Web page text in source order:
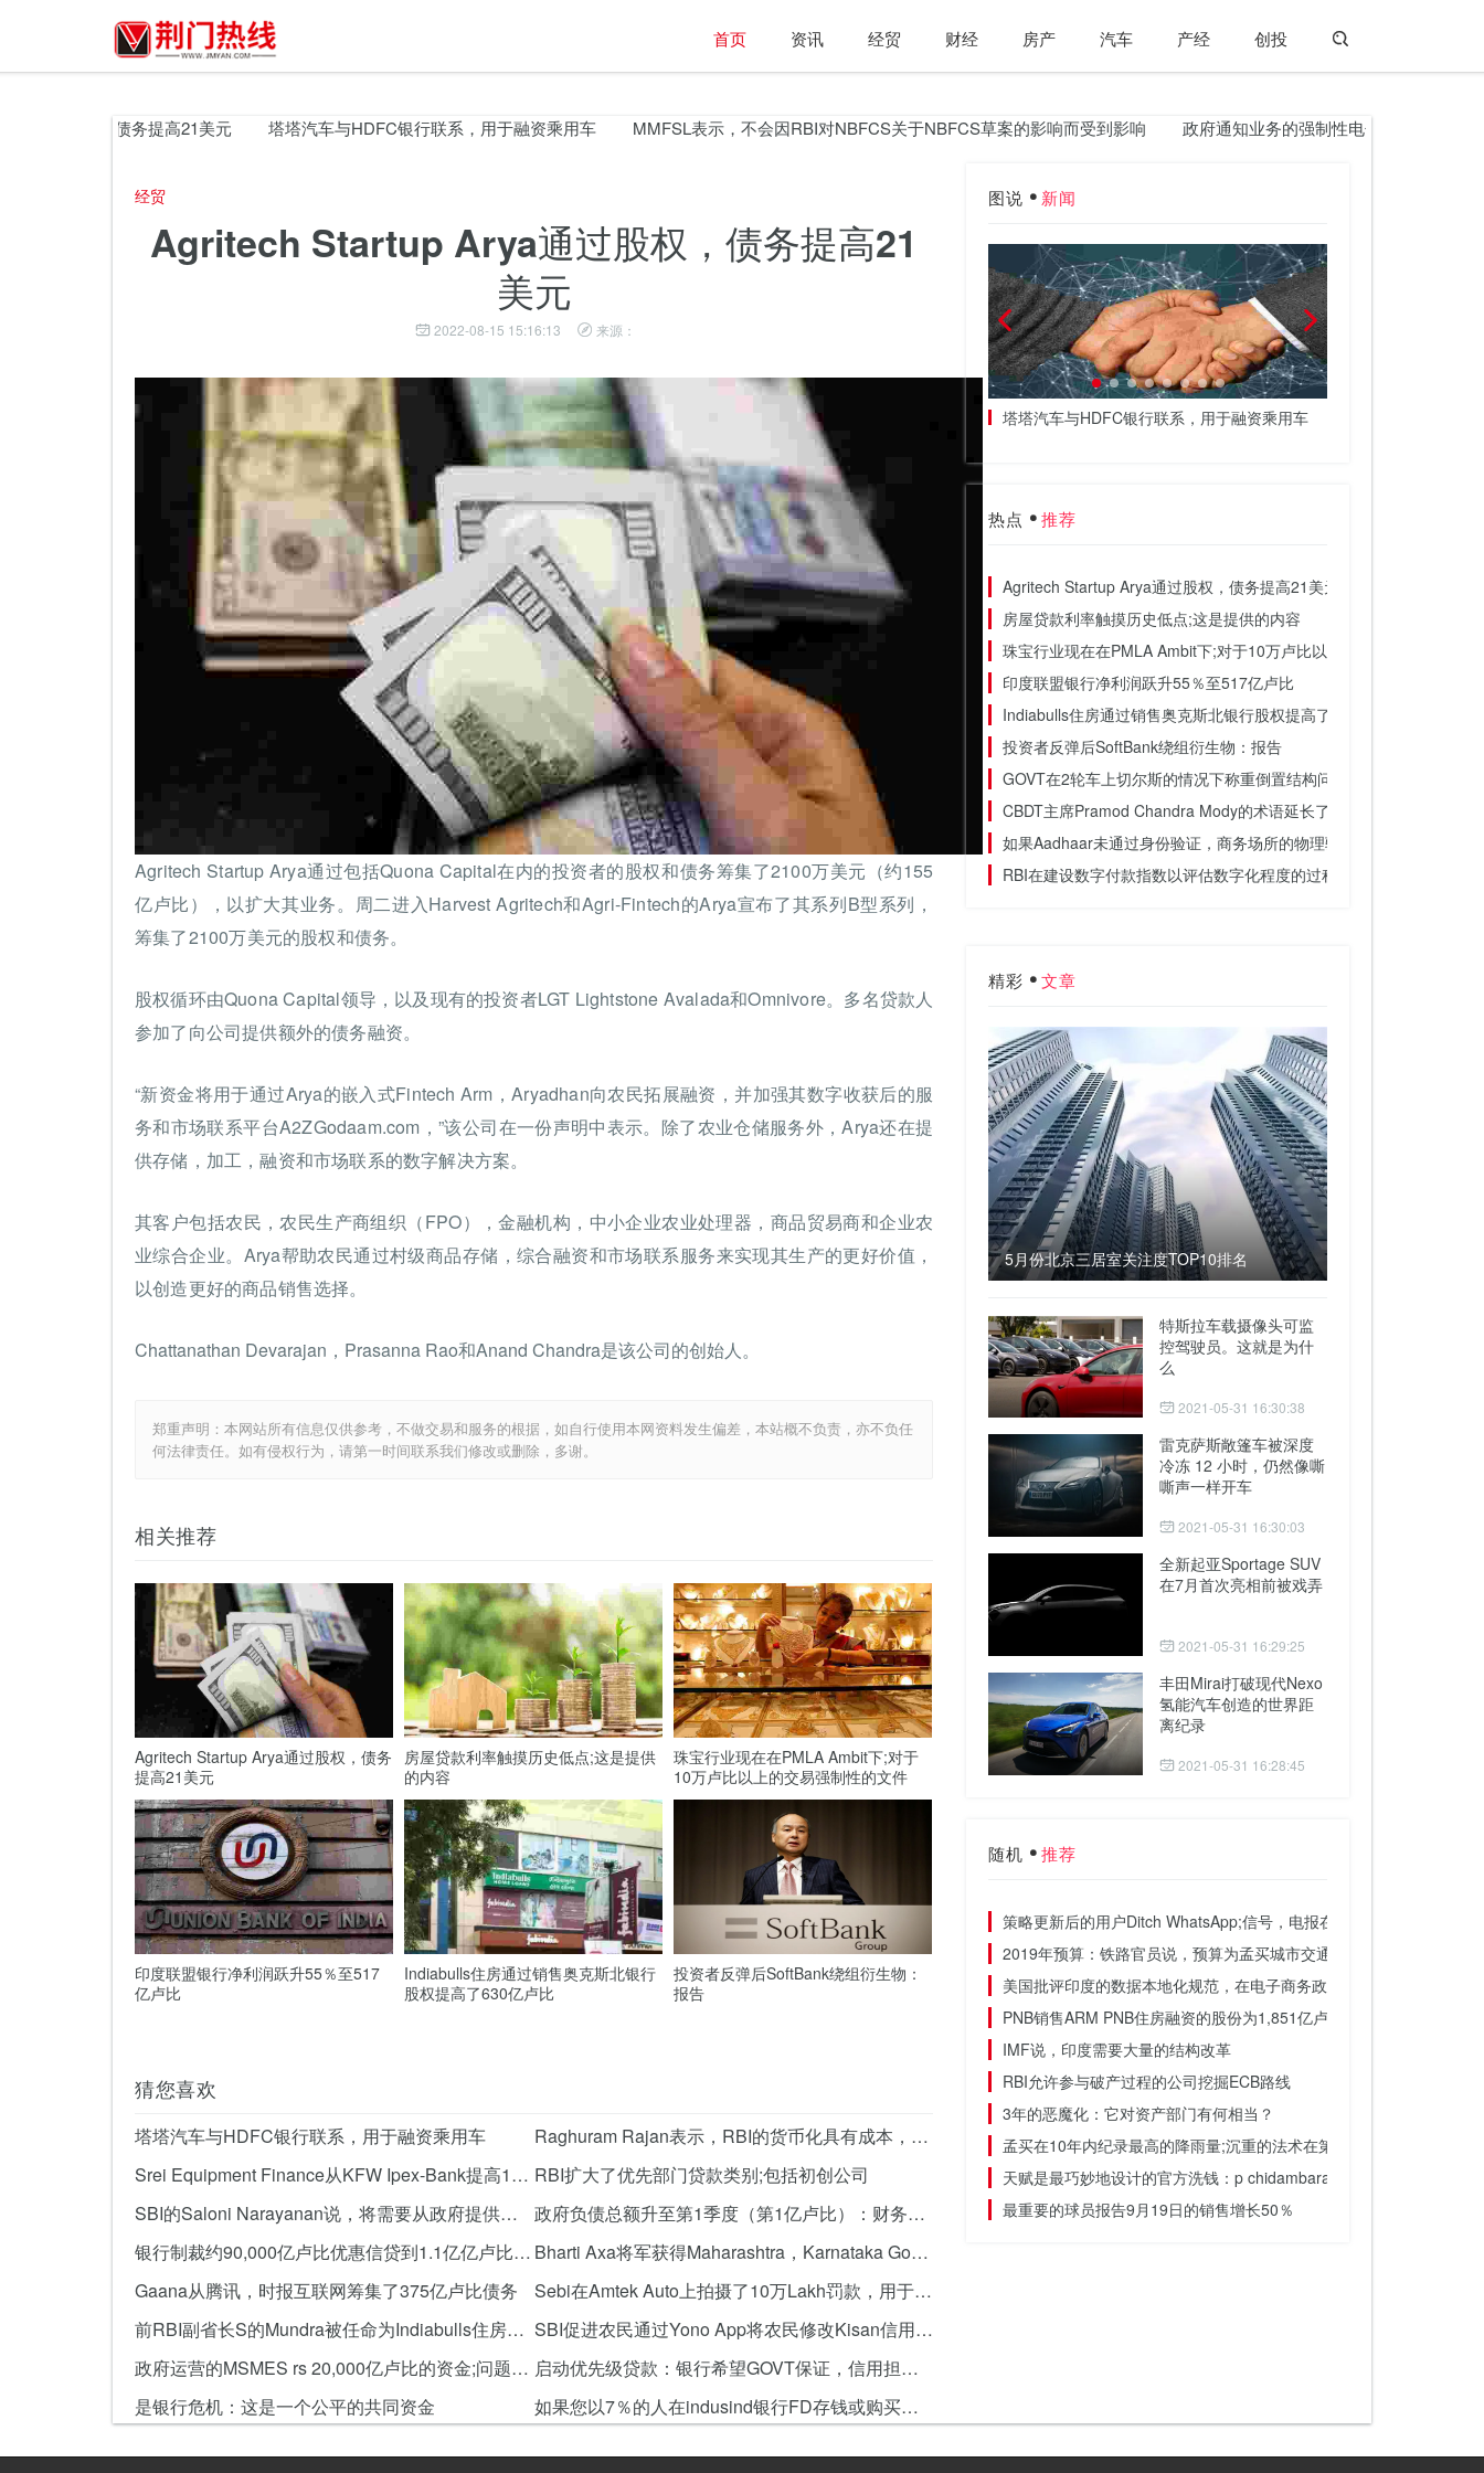
首页 资讯 经贸 财经 房产 汽车 产经 创投
过股权，债务提高21美元 塔塔汽车与HDFC银行联系，用于融资乘用车 MMFSL表示，不会因RBI对NBFCS关于NBFCS草案的影响而受到影响 政府通知业务的强制性电子发票与1月1日的
经贸
Agritech Startup Arya通过股权，债务提高21
美元
2022-08-15 15:16:13 来源：
Agritech Startup Arya通过包括Quona Capital在内的投资者的股权和债务筹集了2100万美元（约155
亿卢比），以扩大其业务。周二进入Harvest Agritech和Agri-Fintech的Arya宣布了其系列B型系列，
筹集了2100万美元的股权和债务。
股权循环由Quona Capital领导，以及现有的投资者LGT Lightstone Avalada和Omnivore。多名贷款人
参加了向公司提供额外的债务融资。
“新资金将用于通过Arya的嵌入式Fintech Arm，Aryadhan向农民拓展融资，并加强其数字收获后的服
务和市场联系平台A2ZGodaam.com，”该公司在一份声明中表示。除了农业仓储服务外，Arya还在提
供存储，加工，融资和市场联系的数字解决方案。
其客户包括农民，农民生产商组织（FPO），金融机构，中小企业农业处理器，商品贸易商和企业农
业综合企业。Arya帮助农民通过村级商品存储，综合融资和市场联系服务来实现其生产的更好价值，
以创造更好的商品销售选择。
Chattanathan Devarajan，Prasanna Rao和Anand Chandra是该公司的创始人。
郑重声明：本网站所有信息仅供参考，不做交易和服务的根据，如自行使用本网资料发生偏差，本站概不负责，亦不负任
何法律责任。如有侵权行为，请第一时间联系我们修改或删除，多谢。
相关推荐
Agritech Startup Arya通过股权，债务
提高21美元
房屋贷款利率触摸历史低点;这是提供
的内容
珠宝行业现在在PMLA Ambit下;对于
10万卢比以上的交易强制性的文件
印度联盟银行净利润跃升55％至517
亿卢比
Indiabulls住房通过销售奥克斯北银行
股权提高了630亿卢比
投资者反弹后SoftBank绕组衍生物：
报告
猜您喜欢
塔塔汽车与HDFC银行联系，用于融资乘用车
Raghuram Rajan表示，RBI的货币化具有成本，不能永恒
Srei Equipment Finance从KFW Ipex-Bank提高1000万欧元 RBI扩大了优先部门贷款类别;包括初创公司
SBI的Saloni Narayanan说，将需要从政府提供资金初创公司的保证
政府负债总额升至第1季度（第1亿卢比）：财务部报告
银行制裁约90,000亿卢比优惠信贷到1.1亿亿卢比的信用卡持有人：Sitharaman.
Bharti Axa将军获得Maharashtra，Karnataka Govts获得了800亿亿亿亿亿亿亿韩元保险授权
Gaana从腾讯，时报互联网筹集了375亿卢比债务
Sebi在Amtek Auto上拍摄了10万Lakh罚款，用于披露失误
前RBI副省长S的Mundra被任命为Indiabulls住房的非执行主席
SBI促进农民通过Yono App将农民修改Kisan信用卡的限额
政府运营的MSMES rs 20,000亿卢比的资金;问题常见问题解答
启动优先级贷款：银行希望GOVT保证，信用担保基金仍然卡住
是银行危机：这是一个公平的共同资金
如果您以7％的人在indusind银行FD存钱或购买其债券，则收益20％？
图说 新闻
印度联盟银行首席执行官Rajkiran Rai获得了2 塔塔汽车与HDFC银行联系，用于融资乘用车
热点 推荐
Agritech Startup Arya通过股权，债务提高21美元
房屋贷款利率触摸历史低点;这是提供的内容
珠宝行业现在在PMLA Ambit下;对于10万卢比以上的交易强制性的文件
印度联盟银行净利润跃升55％至517亿卢比
Indiabulls住房通过销售奥克斯北银行股权提高了630亿卢比
投资者反弹后SoftBank绕组衍生物：报告
GOVT在2轮车上切尔斯的情况下称重倒置结构问题
CBDT主席Pramod Chandra Mody的术语延长了6个月
如果Aadhaar未通过身份验证，商务场所的物理验证后GST注册：
RBI在建设数字付款指数以评估数字化程度的过程中：官方
精彩 文章
5月份北京三居室关注度TOP10排名
特斯拉车载摄像头可监
控驾驶员。这就是为什
么
2021-05-31 16:30:38
雷克萨斯敞篷车被深度
冷冻 12 小时，仍然像嘶
嘶声一样开车
2021-05-31 16:30:03
全新起亚Sportage SUV
在7月首次亮相前被戏弄
2021-05-31 16:29:25
丰田Mirai打破现代Nexo
氢能汽车创造的世界距
离纪录
2021-05-31 16:28:45
随机 推荐
策略更新后的用户Ditch WhatsApp;信号，电报在下载时看到尖峰
2019年预算：铁路官员说，预算为孟买城市交通工程分配足够的资金
美国批评印度的数据本地化规范，在电子商务政策中草案
PNB销售ARM PNB住房融资的股份为1,851亿卢比;股价上涨2％
IMF说，印度需要大量的结构改革
RBI允许参与破产过程的公司挖掘ECB路线
3年的恶魔化：它对资产部门有何相当？
孟买在10年内纪录最高的降雨量;沉重的法术在第4天继续
天赋是最巧妙地设计的官方洗钱：p chidambaram.
最重要的球员报告9月19日的销售增长50％